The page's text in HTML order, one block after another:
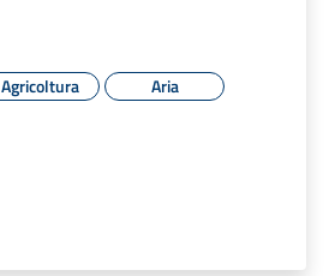
Agricoltura
Aria